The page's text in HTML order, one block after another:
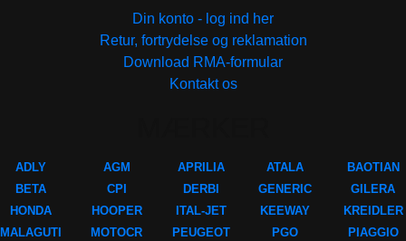
Din konto - log ind her
Retur, fortrydelse og reklamation
Download RMA-formular
Kontakt os
ADLY
BETA
HONDA
MALAGUTI
AGM
CPI
HOOPER
MOTOCR
APRILIA
DERBI
ITAL-JET
PEUGEOT
ATALA
GENERIC
KEEWAY
PGO
BAOTIAN
GILERA
KREIDLER
PIAGGIO